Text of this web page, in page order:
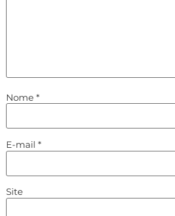
Nome *
E-mail *
Site